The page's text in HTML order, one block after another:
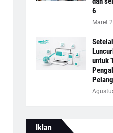
6
Maret
untuk
Iklan